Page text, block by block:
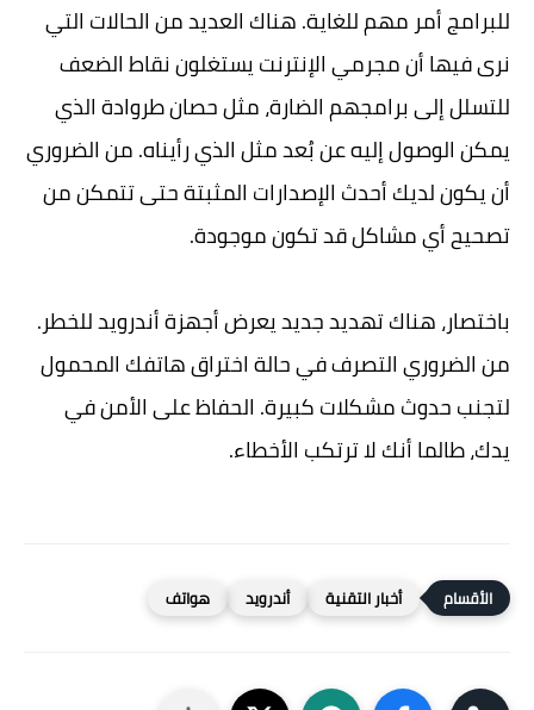
للبرامج أمر مهم للغاية. هناك العديد من الحالات التي
نرى فيها أن مجرمي الإنترنت يستغلون نقاط الضعف
للتسلل إلى برامجهم الضارة، مثل حصان طروادة الذي
يمكن الوصول إليه عن بُعد مثل الذي رأيناه. من الضروري
أن يكون لديك أحدث الإصدارات المثبتة حتى تتمكن من
تصحيح أي مشاكل قد تكون موجودة.
باختصار، هناك تهديد جديد يعرض أجهزة أندرويد للخطر.
من الضروري التصرف في حالة اختراق هاتفك المحمول
لتجنب حدوث مشكلات كبيرة. الحفاظ على الأمن في
يدك، طالما أنك لا ترتكب الأخطاء.
أخبار التقنية أندرويد هواتف